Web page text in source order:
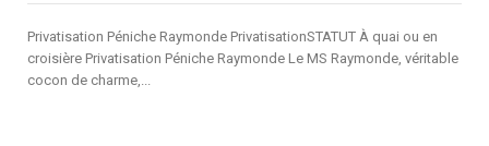
Privatisation Péniche Raymonde PrivatisationSTATUT À quai ou en
croisière Privatisation Péniche Raymonde Le MS Raymonde, véritable
cocon de charme,...